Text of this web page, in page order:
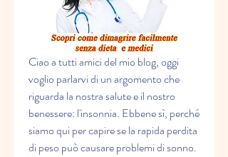
Ciao a tutti amici del mio blog, oggi
voglio parlarvi di un argomento che
riguarda la nostra salute e il nostro
benessere: l'insonnia. Ebbene sì, perché
siamo qui per capire se la rapida perdita
di peso può causare problemi di sonno.